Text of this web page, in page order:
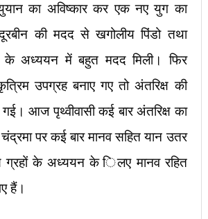
का अविष्कार कर एक नए युग का
की मदद से खगोलीय पिंडो तथा
के अध्ययन में बहुत मदद मिली। फिर
उपग्रह बनाए गए तो अंतरिक्ष की
गई। आज पृथ्वीवासी कई बार अंतरिक्ष का
पर कई बार मानव सहित यान उतर
के अध्ययन के िलए मानव रहित
हैं।